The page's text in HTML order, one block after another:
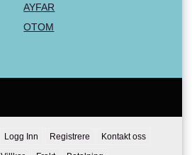
AYFAR
OTOM
Logg Inn Registrere
Kontakt oss